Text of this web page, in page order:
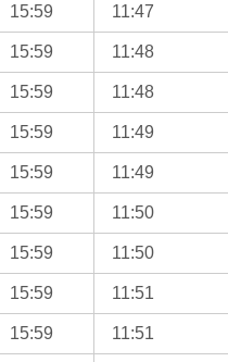
15:59 11:47
15:59 11:48
15:59 11:48
15:59 11:49
15:59 11:49
15:59 11:50
15:59 11:50
15:59 11:51
15:59 11:51